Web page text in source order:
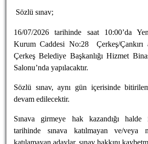
Sözlü sınav;
16/07/2026 tarihinde saat 10:00’da
Kurum Caddesi No:28
Çerkeş/
Çerkeş Belediye Başkanlığı Hizmet
Salonu’nda yapılacaktır.
Sözlü sınav, aynı gün içerisinde
devam edilecektir.
Sınava girmeye hak kazandığı
tarihinde sınava katılmayan ve/veya
katılamayan adaylar, sınav hakkını